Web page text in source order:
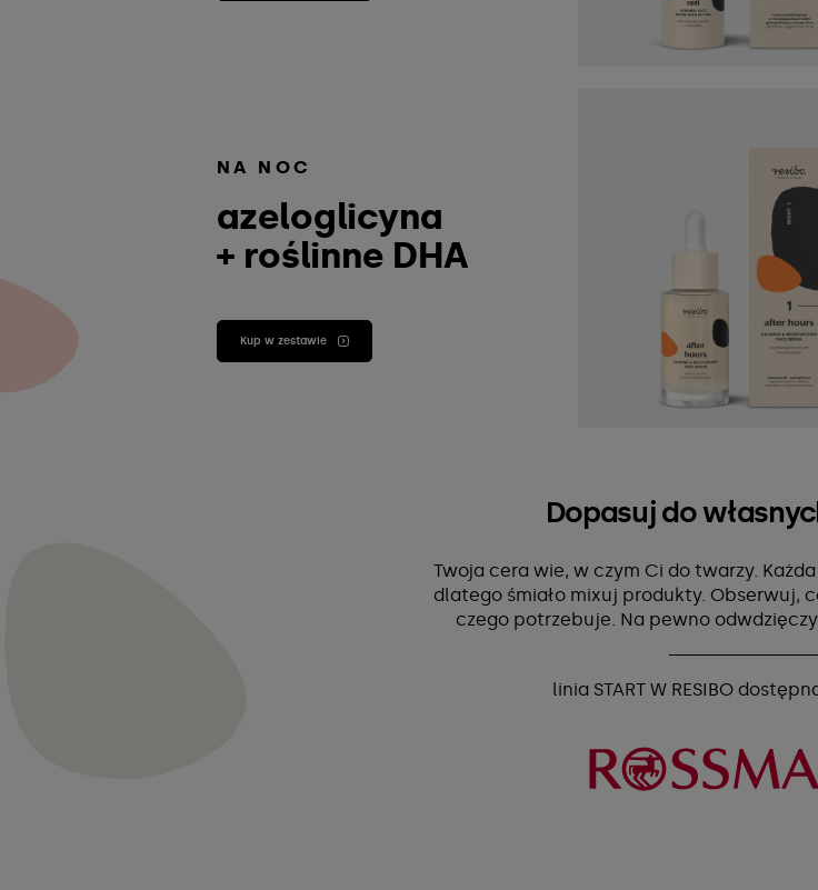
NA NOC
azeloglicyna
+ roślinne DHA
Kup w zestawie
Dopasuj do
Twoja cera wie, w czym Ci do twarzy.
dlatego śmiało mixuj produkty. Obserwuj,
czego potrzebuje. Na pewno
linia START W RESIBO